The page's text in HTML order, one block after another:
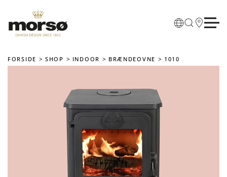
Skip to main content
FORSIDE SHOP INDOOR BRÆNDEOVNE 1010